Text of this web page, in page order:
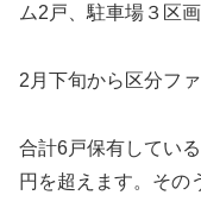
ム2戸、駐車場３区
2月下旬から区分フ
合計6戸保有してい
円を超えます。その